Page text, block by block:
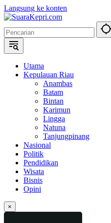
Langsung ke konten
Utama
Kepulauan Riau
Anambas
Batam
Bintan
Karimun
Lingga
Natuna
Tanjungpinang
Nasional
Politik
Pendidikan
Wisata
Bisnis
Opini
×